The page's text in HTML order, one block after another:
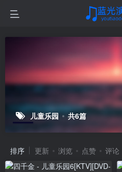
儿童乐园 共6篇
排序 更新 浏览 点赞 评论